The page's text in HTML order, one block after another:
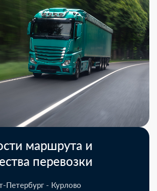
маршрута и
перевозки
Петербург - Курлово